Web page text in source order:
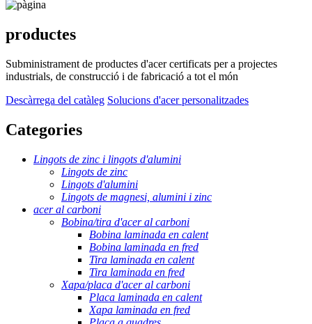
productes
Subministrament de productes d'acer certificats per a projectes
industrials, de construcció i de fabricació a tot el món
Descàrrega del catàleg Solucions d'acer personalitzades
Categories
Lingots de zinc i lingots d'alumini
Lingots de zinc
Lingots d'alumini
Lingots de magnesi, alumini i zinc
acer al carboni
Bobina/tira d'acer al carboni
Bobina laminada en calent
Bobina laminada en fred
Tira laminada en calent
Tira laminada en fred
Xapa/placa d'acer al carboni
Placa laminada en calent
Xapa laminada en fred